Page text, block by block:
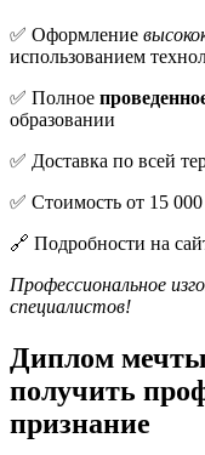
✅ Оформление
использованием
✅ Полное
образовании
✅ Доставка по всей
✅ Стоимость от 15
🔗 Подробности на
Профессиональное
специалистов!
Диплом
получить
признание